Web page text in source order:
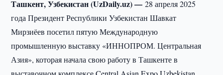
Ташкент, Узбекистан (UzDaily.uz) —28 апреля 2025
года Президент Республики Узбекистан Шавкат
Мирзиёев посетил пятую Международную
промышленную выставку «ИННОПРОМ. Центральная
Азия», которая начала свою работу в Ташкенте в